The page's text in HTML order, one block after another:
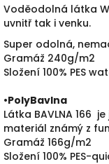
Voděodolná látka
uvnitř tak i venku.
Super odolná,
Gramáž 240g/m2
Složení 100% PES
•PolyBavlna
Látka BAVLNA 166
materiál známý z
Gramáž 166g/m2
Složení 100% PES-